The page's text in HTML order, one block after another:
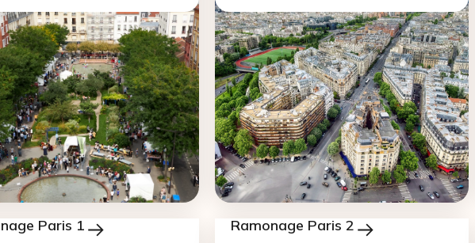
Paris 1 Ramonage Paris 2